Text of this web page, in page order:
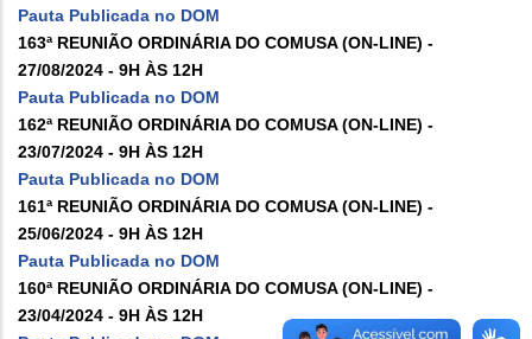
Pauta Publicada no DOM
163ª REUNIÃO ORDINÁRIA DO COMUSA (ON-LINE) -
27/08/2024 - 9H ÀS 12H
Pauta Publicada no DOM
162ª REUNIÃO ORDINÁRIA DO COMUSA (ON-LINE) -
23/07/2024 - 9H ÀS 12H
Pauta Publicada no DOM
161ª REUNIÃO ORDINÁRIA DO COMUSA (ON-LINE) -
25/06/2024 - 9H ÀS 12H
Pauta Publicada no DOM
160ª REUNIÃO ORDINÁRIA DO COMUSA (ON-LINE) -
23/04/2024 - 9H ÀS 12H